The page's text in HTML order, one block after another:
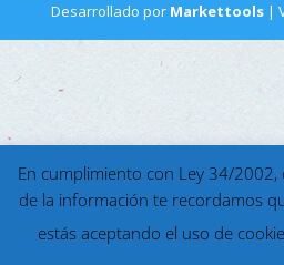
Desarrollado por Markettools |
En cumplimiento con Ley 34/2002,
de la información te recordamos
estás aceptando el uso de